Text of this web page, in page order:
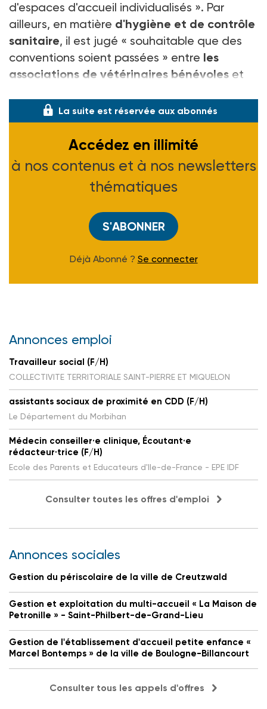
d'espaces d'accueil individualisés ». Par
ailleurs, en matière d'hygiène et de contrôle
sanitaire, il est jugé « souhaitable que des
conventions soient passées » entre les
associations de vétérinaires bénévoles et
La suite est réservée aux abonnés
Accédez en illimité
à nos contenus et à nos newsletters
thématiques
S'ABONNER
Déjà Abonné ? Se connecter
Annonces emploi
Travailleur social (F/H)
COLLECTIVITE TERRITORIALE SAINT-PIERRE ET MIQUELON
assistants sociaux de proximité en CDD (F/H)
Le Département du Morbihan
Médecin conseiller·e clinique, Écoutant·e
rédacteur·trice (F/H)
Ecole des Parents et Educateurs d'Ile-de-France - EPE IDF
Consulter toutes les offres d'emploi
Annonces sociales
Gestion du périscolaire de la ville de Creutzwald
Gestion et exploitation du multi-accueil « La Maison de
Petronille » - Saint-Philbert-de-Grand-Lieu
Gestion de l'établissement d'accueil petite enfance «
Marcel Bontemps » de la ville de Boulogne-Billancourt
Consulter tous les appels d'offres